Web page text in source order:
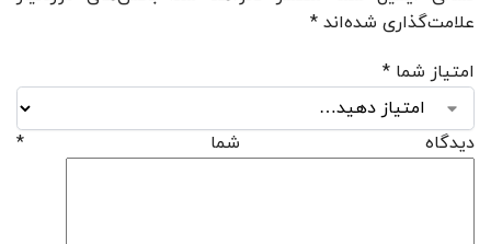
علامت‌گذاری شده‌اند *
امتیاز شما *
دیدگاه شما *